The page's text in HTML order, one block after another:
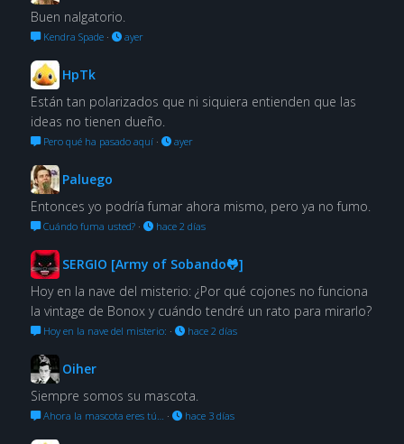
Buen nalgatorio.
Kendra Spade· ayer
HpTk
Están tan polarizados que ni siquiera entienden que las
ideas no tienen dueño.
Pero qué ha pasado aquí· ayer
Paluego
Entonces yo podría fumar ahora mismo, pero ya no fumo.
Cuándo fuma usted?· hace 2 días
SERGIO [Army of Sobando🐸]
Hoy en la nave del misterio: ¿Por qué cojones no funciona
la vintage de Bonox y cuándo tendré un rato para mirarlo?
Hoy en la nave del misterio: · hace 2 días
Oiher
Siempre somos su mascota.
Ahora la mascota eres tú… · hace 3 días